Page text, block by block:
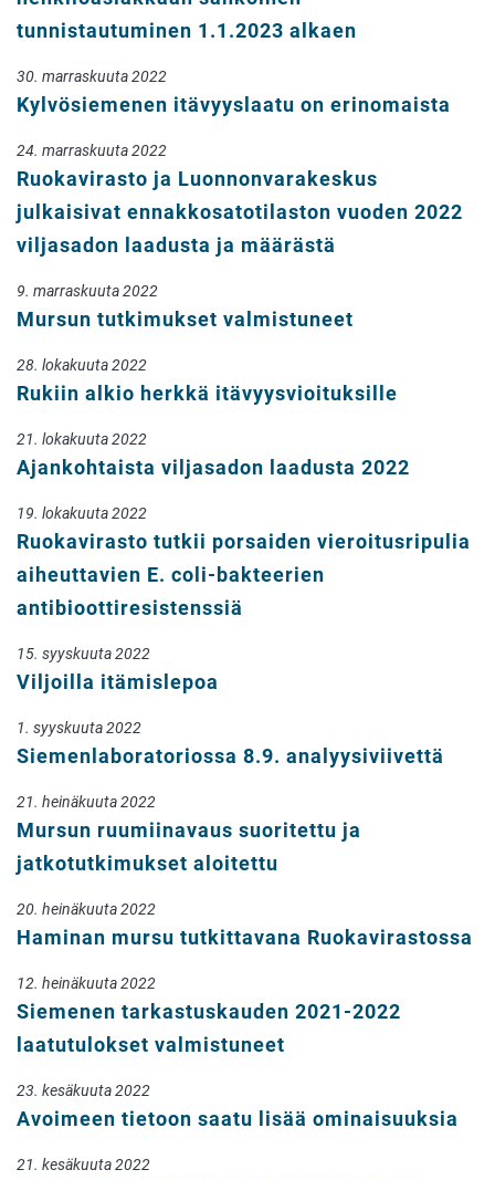
tunnistautuminen 1.1.2023 alkaen
30. marraskuuta 2022
Kylvösiemenen itävyyslaatu on erinomaista
24. marraskuuta 2022
Ruokavirasto ja Luonnonvarakeskus
julkaisivat ennakkosatotilaston vuoden 2022
viljasadon laadusta ja määrästä
9. marraskuuta 2022
Mursun tutkimukset valmistuneet
28. lokakuuta 2022
Rukiin alkio herkkä itävyysvioituksille
21. lokakuuta 2022
Ajankohtaista viljasadon laadusta 2022
19. lokakuuta 2022
Ruokavirasto tutkii porsaiden vieroitusripulia
aiheuttavien E. coli-bakteerien
antibioottiresistenssiä
15. syyskuuta 2022
Viljoilla itämislepoa
1. syyskuuta 2022
Siemenlaboratoriossa 8.9. analyysiviivettä
21. heinäkuuta 2022
Mursun ruumiinavaus suoritettu ja
jatkotutkimukset aloitettu
20. heinäkuuta 2022
Haminan mursu tutkittavana Ruokavirastossa
12. heinäkuuta 2022
Siemenen tarkastuskauden 2021-2022
laatutulokset valmistuneet
23. kesäkuuta 2022
Avoimeen tietoon saatu lisää ominaisuuksia
21. kesäkuuta 2022